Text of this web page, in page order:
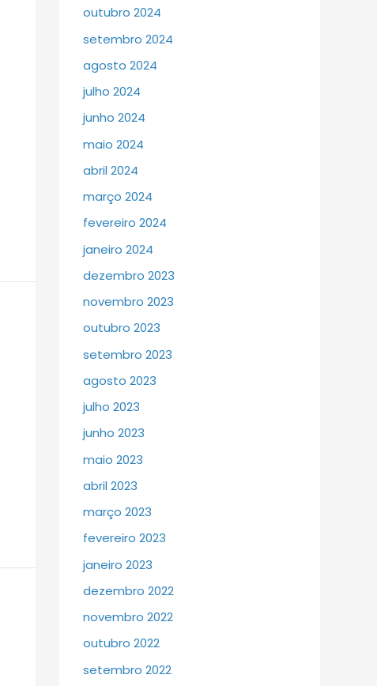
outubro 2024
setembro 2024
agosto 2024
julho 2024
junho 2024
maio 2024
abril 2024
março 2024
fevereiro 2024
janeiro 2024
dezembro 2023
novembro 2023
outubro 2023
setembro 2023
agosto 2023
julho 2023
junho 2023
maio 2023
abril 2023
março 2023
fevereiro 2023
janeiro 2023
dezembro 2022
novembro 2022
outubro 2022
setembro 2022